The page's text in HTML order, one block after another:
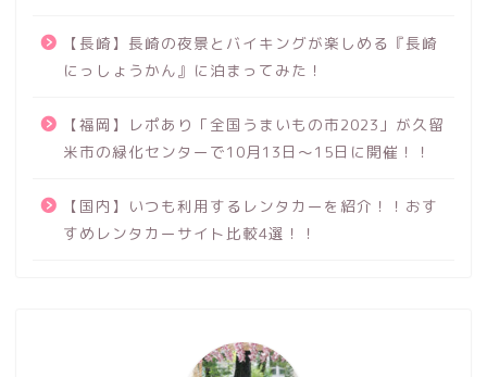
【長崎】長崎の夜景とバイキングが楽しめる『長崎
にっしょうかん』に泊まってみた！
【福岡】レポあり「全国うまいもの市2023」が久留
米市の緑化センターで10月13日～15日に開催！！
【国内】いつも利用するレンタカーを紹介！！おす
すめレンタカーサイト比較4選！！